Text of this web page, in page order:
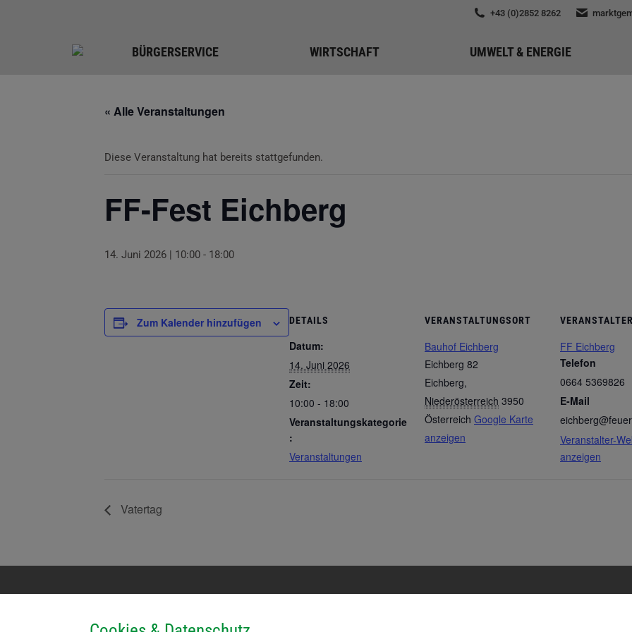
+43 (0)2852 8262
BÜRGERSERVICE WIRTSCHAFT UMWELT & ENERGIE
« Alle Veranstaltungen
Diese Veranstaltung hat bereits stattgefunden.
FF-Fest Eichberg
14. Juni 2026 | 10:00 - 18:00
Zum Kalender hinzufügen DETAILS
Datum:
14. Juni 2026
Zeit:
10:00 - 18:00
Veranstaltungskategorie
:
Veranstaltungen
VERANSTALTUNGSORT
Bauhof Eichberg
Eichberg 82
Eichberg,
Niederösterreich 3950
Österreich Google Karte
anzeigen
VERANSTALTER
FF Eichberg
Telefon
0664 5369826
E-Mail
Veranstalter-
anzeigen
Vatertag